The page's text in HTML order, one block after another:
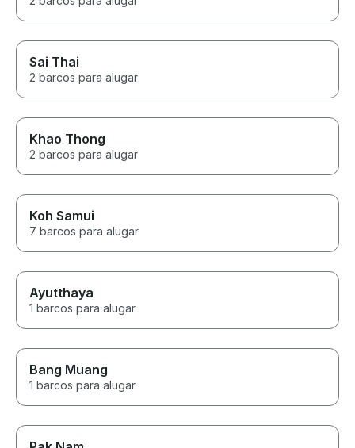
Sai Thai
2 barcos para alugar
Khao Thong
2 barcos para alugar
Koh Samui
7 barcos para alugar
Ayutthaya
1 barcos para alugar
Bang Muang
1 barcos para alugar